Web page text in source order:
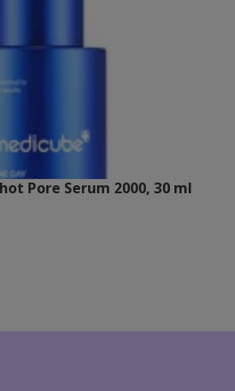
Pore Serum 2000, 30 ml